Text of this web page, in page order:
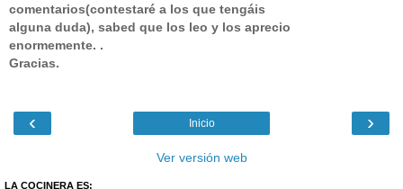
comentarios(contestaré a los que tengáis
alguna duda), sabed que los leo y los aprecio
enormemente. .
Gracias.
‹ ›
Inicio
Ver versión web
LA COCINERA ES: